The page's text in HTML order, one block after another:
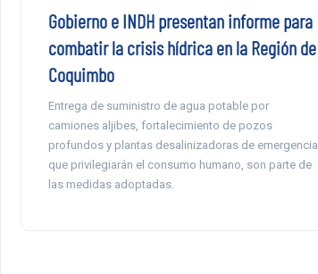
Gobierno e INDH presentan informe para
combatir la crisis hídrica en la Región de
Coquimbo
Entrega de suministro de agua potable por
camiones aljibes, fortalecimiento de pozos
profundos y plantas desalinizadoras de emergencia
que privilegiarán el consumo humano, son parte de
las medidas adoptadas.